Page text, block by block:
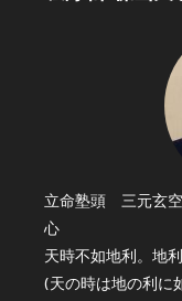
立命塾頭 三元玄
心
天時不如地利。地
(天の時は地の利に